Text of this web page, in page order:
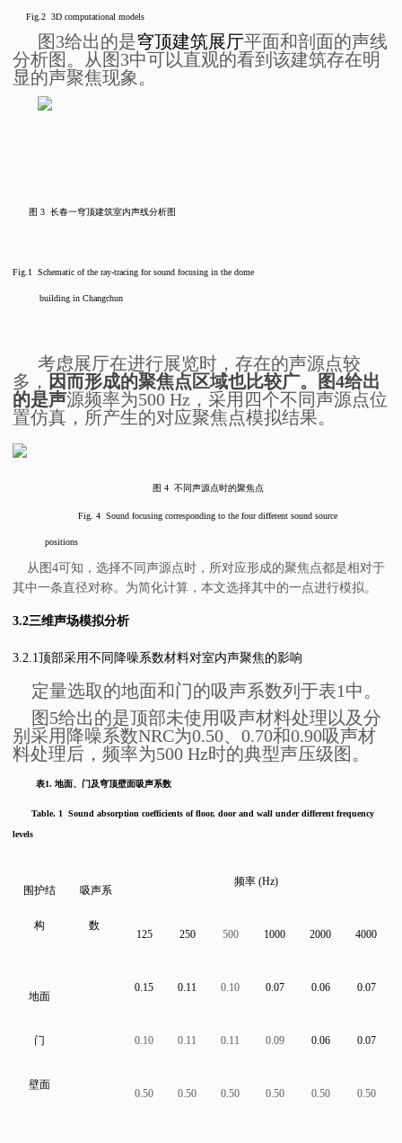
Fig.2 3D computational models
图3给出的是穹顶建筑展厅平面和剖面的声线
分析图。
从图3中可以直观的看到该建筑存在明
显的声聚焦现象。
图 3 长春一穹顶建筑室内声线分析图
Fig.1 Schematic of the ray-tracing for sound focusing in the dome
building in Changchun
考虑展厅在进行展览时，存在的声源点较
多， 因而形成的聚焦点 区域也比较广。图4给出
的是声源频率为500 Hz，采用四个不同声源点位
置仿真，所产生的对应聚焦点模拟结果。
图 4 不同声源点时的聚焦点
Fig. 4 Sound focusing corresponding to the four different sound source
positions
从图 4可知，选择不同声源点时，所对应形成的聚焦点都是相对于
其中一条直径对称。为简化计算，本文选择其中的一点进行模拟。
3.2三维声场模拟分析
3.2.1顶部采用不同降噪系数材料对室内声聚焦的影响
定量选取的地面和门的吸声系数列于表1中。
图5给出的是顶部未使用吸声材料处理以及分
别采用降噪系数NRC为0.50、0.70和0.90吸声材
料处理后，频率为500 Hz时的典型声压级图。
表1. 地面、门及穹顶壁面吸声系数
Table. 1 Sound absorption coefficients of floor, door and wall under different frequency
levels
围护结
构
吸声系
数
频率 (Hz)
125 250 500 1000 2000 4000
地面
门
壁面
0.15 0.11 0.10 0.07 0.06 0.07
0.10 0.11 0.11 0.09 0.06 0.07
0.50 0.50 0.50 0.50 0.50 0.50